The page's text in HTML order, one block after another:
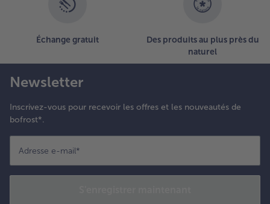
Échange gratuit
Des produits au plus près du
naturel
Newsletter
Inscrivez-vous pour recevoir les offres et les nouveautés de
bofrost*.
Adresse e-mail*